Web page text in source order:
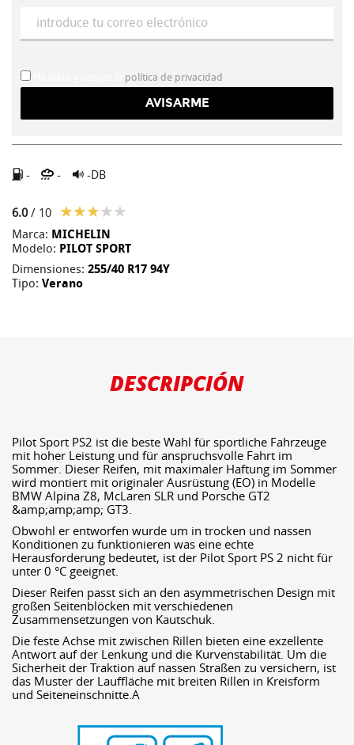
política de privacidad
- - -DB
6.0/ 10
Marca: MICHELIN
Modelo: PILOT SPORT
Dimensiones: 255/40 R17 94Y
Tipo: Verano
DESCRIPCIÓN
Pilot Sport PS2 ist die beste Wahl für sportliche Fahrzeuge
mit hoher Leistung und für anspruchsvolle Fahrt im
Sommer. Dieser Reifen, mit maximaler Haftung im Sommer
wird montiert mit originaler Ausrüstung (EO) in Modelle
BMW Alpina Z8, McLaren SLR und Porsche GT2
&amp;amp;amp; GT3.
Obwohl er entworfen wurde um in trocken und nassen
Konditionen zu funktionieren was eine echte
Herausforderung bedeutet, ist der Pilot Sport PS 2 nicht für
unter 0 °C geeignet.
Dieser Reifen passt sich an den asymmetrischen Design mit
großen Seitenblöcken mit verschiedenen
Zusammensetzungen von Kautschuk.
Die feste Achse mit zwischen Rillen bieten eine exzellente
Antwort auf der Lenkung und die Kurvenstabilität. Um die
Sicherheit der Traktion auf nassen Straßen zu versichern, ist
das Muster der Lauffläche mit breiten Rillen in Kreisform
und Seiteneinschnitte.A